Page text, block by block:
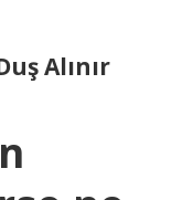
Alınır